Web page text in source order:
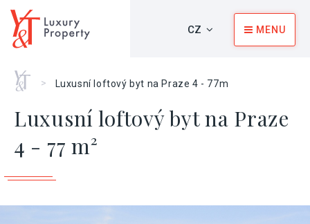
CZ MENU
Home
> Luxusní loftový byt na Praze 4 - 77m
Luxusní loftový byt na Praze
4 - 77 m²